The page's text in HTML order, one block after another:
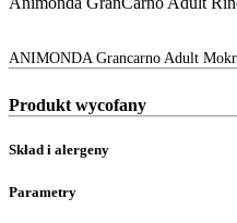
ANIMONDA Grancarno Adult
Produkt wycofany
Skład i alergeny
Parametry